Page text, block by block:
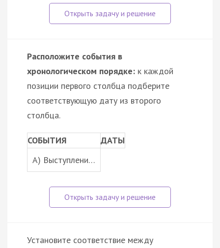
Расположите события в
хронологическом порядке: к каждой
позиции первого столбца подберите
соответствующую дату из второго
столбца.
СОБЫТИЯ
ДАТЫ
A) Выступлени…
Установите соответствие между